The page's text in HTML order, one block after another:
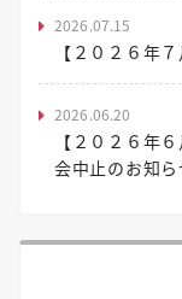
2026.07.15
【２０２６年
2026.06.20
【２０２６年
会中止のお知ら